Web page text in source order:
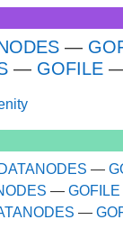
—
— GOFILE
DATANODES —
— GOFILE
—